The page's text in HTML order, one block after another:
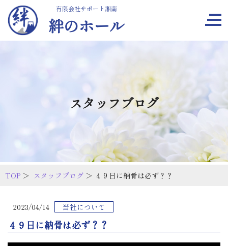
有限会社サポート湘南
絆のホール
スタッフブログ
TOP ＞ スタッフブログ ＞ ４９日に納骨は必ず？？
2023/04/14 当社について
４９日に納骨は必ず？？